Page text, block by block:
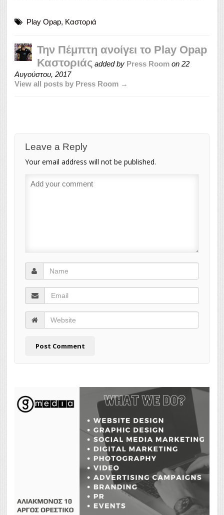
Play Opap, Καστοριά
Την Πέμπτη ανοίγει το Play Opap
Καστοριάς added by Press Room on 22
Αυγούστου, 2017
View all posts by Press Room →
Leave a Reply
Your email address will not be published.